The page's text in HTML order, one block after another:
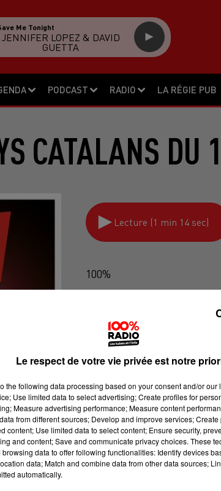
PODCAST RADIO LA RÉGIE PUB
Me Tonight
JENNIFER LOPEZ & DAVID
GUETTA
CATALANS
Lecture (1 min 14 sec)
100%
Le respect de votre vie privée est notre
the following data processing based on your consent and/or our
Use limited data to select advertising; Create profiles for
Measure advertising performance; Measure content
from different sources; Develop and improve services;
content; Use limited data to select content; Ensure security,
and content; Save and communicate privacy choices. These
data to offer following functionalities: Identify devices
data; Match and combine data from other data sources;
automatically.